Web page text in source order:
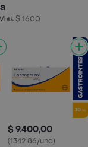
• $ 1600
$ 9.400,00
(1342.86/und)